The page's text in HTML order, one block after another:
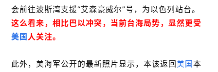
会前往波斯湾支援“艾森豪威尔”号，为以色列站台。
这么看来，相比巴以冲突，当前台海局势，显然更受
美国 人关注。
此外，美海军公开的最新照片显示，本该返回美国本